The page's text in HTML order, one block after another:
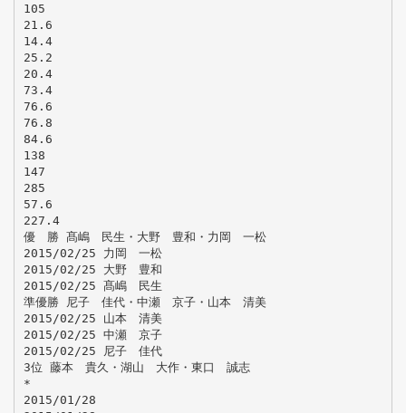
105
21.6
14.4
25.2
20.4
73.4
76.6
76.8
84.6
138
147
285
57.6
227.4
優 勝 髙嶋 民生・大野 豊和・力岡 一松
2015/02/25 力岡 一松
2015/02/25 大野 豊和
2015/02/25 髙嶋 民生
準優勝 尼子 佳代・中瀬 京子・山本 清美
2015/02/25 山本 清美
2015/02/25 中瀬 京子
2015/02/25 尼子 佳代
3位 藤本 貴久・湖山 大作・東口 誠志
*
2015/01/28